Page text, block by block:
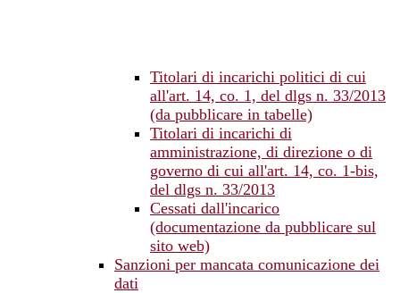
Titolari di incarichi politici di cui
all'art. 14, co. 1, del dlgs n. 33/2013
(da pubblicare in tabelle)
Titolari di incarichi di
amministrazione, di direzione o di
governo di cui all'art. 14, co. 1-bis,
del dlgs n. 33/2013
Cessati dall'incarico
(documentazione da pubblicare sul
sito web)
Sanzioni per mancata comunicazione dei
dati